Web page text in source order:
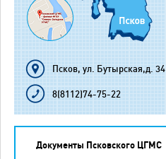
Псков, ул. Бутырская,д. 34
8(8112)74-75-22
Документы Псковского ЦГМС